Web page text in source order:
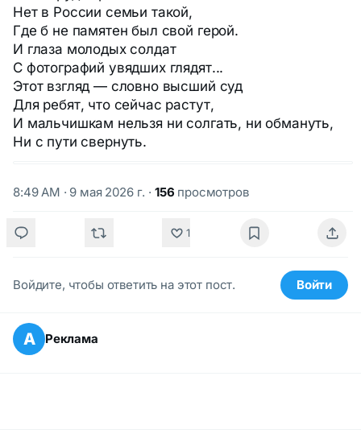
Нет в России семьи такой,
Где б не памятен был свой герой.
И глаза молодых солдат
С фотографий увядших глядят...
Этот взгляд — словно высший суд
Для ребят, что сейчас растут,
И мальчишкам нельзя ни солгать, ни обмануть,
Ни с пути свернуть.
8:49 AM · 9 мая 2026 г. · 156 просмотров
1
Войдите, чтобы ответить на этот пост. Войти
А Реклама